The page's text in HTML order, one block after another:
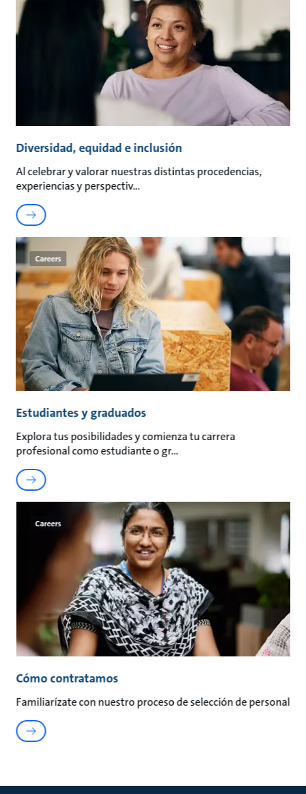
Diversidad, equidad e inclusión
Al celebrar y valorar nuestras distintas procedencias,
experiencias y perspectiv
Careers
Estudiantes y graduados
Explora tus posibilidades y comienza tu carrera
profesional como estudiante o gr
Careers
Cómo contratamos
Familiarízate con nuestro proceso de selección de personal